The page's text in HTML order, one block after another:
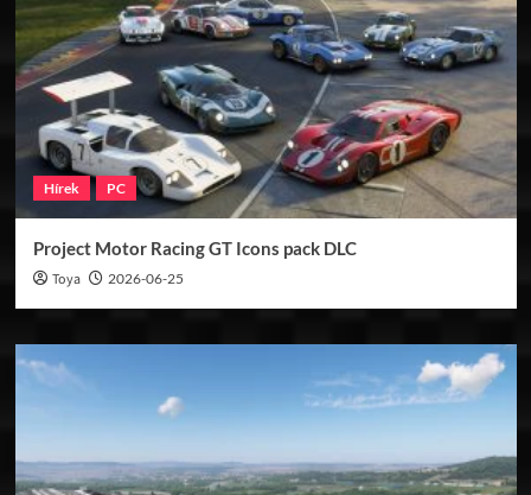
Hírek PC
Project Motor Racing GT Icons pack DLC
Toya 2026-06-25